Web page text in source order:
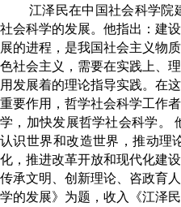
江泽民在中国社会科学院
社会科学的发展。他指出：建
展的进程，是我国社会主义物
色社会主义，需要在实践上、
用发展着的理论指导实践。在
重要作用，哲学社会科学工作
学，加快发展哲学社会科学。
认识世界和改造世界，推动理
化，推进改革开放和现代化建
传承文明、创新理论、咨政育
学的发展》为题，收入《江泽民